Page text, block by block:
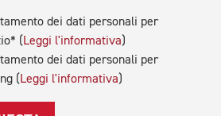
dei dati personali per
(Leggi l'informativa)
dei dati personali per
(Leggi l'informativa)